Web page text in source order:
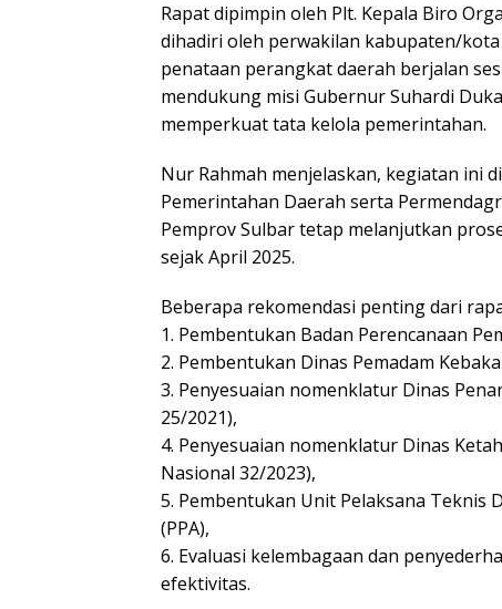
Rapat dipimpin oleh Plt. Kepala Biro
dihadiri oleh perwakilan kabupaten/
penataan perangkat daerah berjalan
mendukung misi Gubernur Suhardi
memperkuat tata kelola pemerintahan.
Nur Rahmah menjelaskan, kegiatan ini
Pemerintahan Daerah serta
Pemprov Sulbar tetap melanjutkan
sejak April 2025.
Beberapa rekomendasi penting dari
1. Pembentukan Badan Perencanaan
2. Pembentukan Dinas Pemadam
3. Penyesuaian nomenklatur Dinas
25/2021),
4. Penyesuaian nomenklatur Dinas
Nasional 32/2023),
5. Pembentukan Unit Pelaksana Teknis
(PPA),
6. Evaluasi kelembagaan dan
efektivitas.